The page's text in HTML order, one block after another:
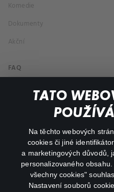
TATO
Na těchto webových
cookies či jiné
a marketingových důvodů,
personalizovaného
všechny cookies"
Nastavení souborů
Komedie
Dokumenty
Akční
FAQ
Můj účet
Důležité odkazy
facebook